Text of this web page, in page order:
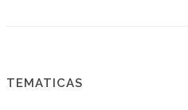
TEMATICAS